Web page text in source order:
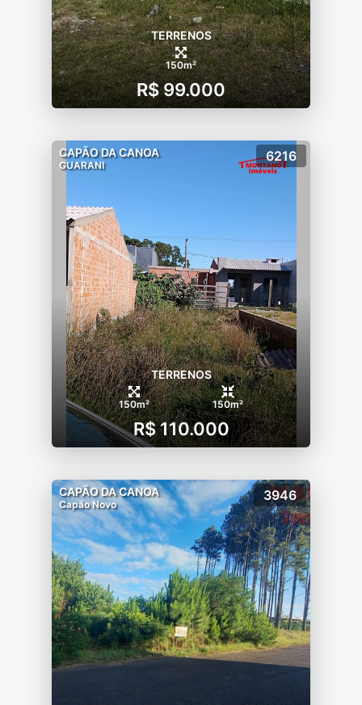
TERRENOS
150m²
R$ 99.000
CAPÃO DA CANOA
GUARANI
6216
TERRENOS
150m² 150m²
R$ 110.000
CAPÃO DA CANOA
Capão Novo
3946